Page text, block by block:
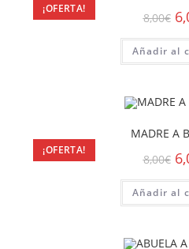
¡OFERTA!
8,00€
Añadir al
¡OFERTA!
MADRE A
8,00€
Añadir al